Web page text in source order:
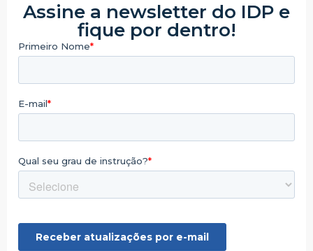
Assine a newsletter do IDP e
fique por dentro!